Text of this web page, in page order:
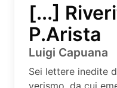
[...]
P.Arista
Luigi Capuana
Sei lettere inedite
verismo, da cui